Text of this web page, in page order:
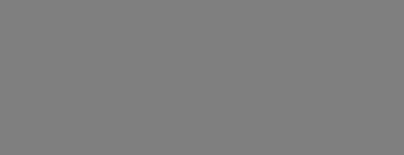
każdej instalacji wodnej.
zapewnia